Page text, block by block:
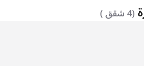
(4 شقق )